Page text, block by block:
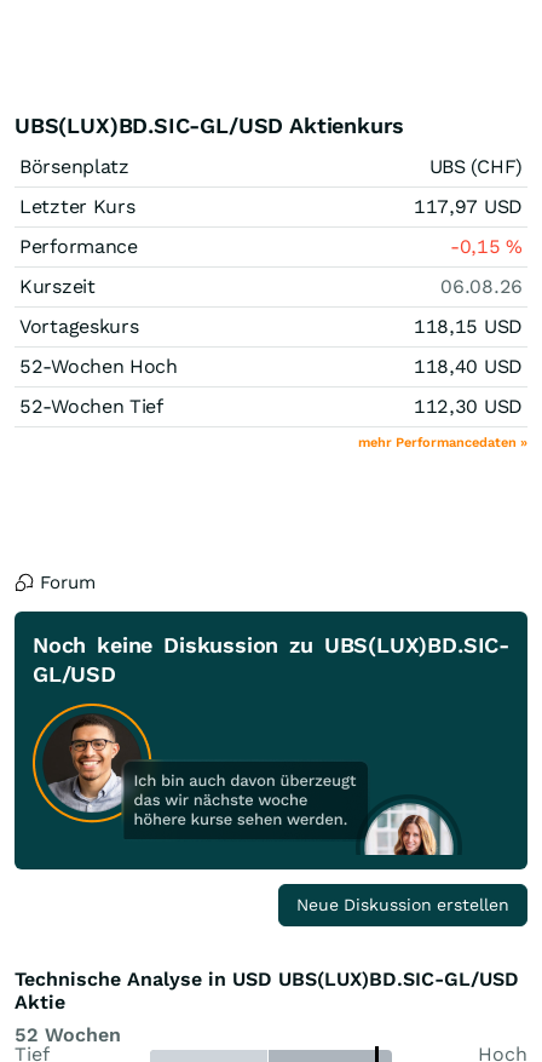
UBS(LUX)BD.SIC-GL/USD Aktienkurs
Börsenplatz
UBS (CHF)
Letzter Kurs
117,97 USD
Performance
-0,15%
Kurszeit
06.08.26
Vortageskurs
118,15 USD
52-Wochen Hoch
118,40 USD
52-Wochen Tief
112,30 USD
mehr Performancedaten »
Forum
Noch keine Diskussion zu UBS(LUX)BD.SIC-
GL/USD
Neue Diskussion erstellen
Technische Analyse in USD UBS(LUX)BD.SIC-GL/USD
Aktie
52 Wochen
Tief
Hoch